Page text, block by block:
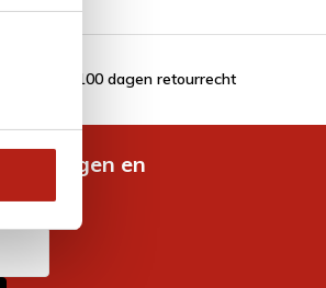
100 dagen retourrecht
en